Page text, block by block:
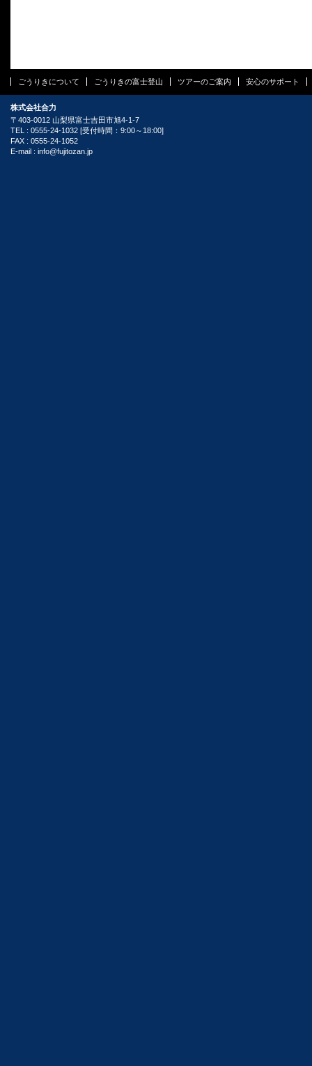
ごうりきについて ごうりきの富士登山 ツアーのご案内 安心のサポート
株式会社合力
〒403-0012 山梨県富士吉田市旭4-1-7
TEL : 0555-24-1032 [受付時間：9:00～18:00]
FAX : 0555-24-1052
E-mail : info@fujitozan.jp